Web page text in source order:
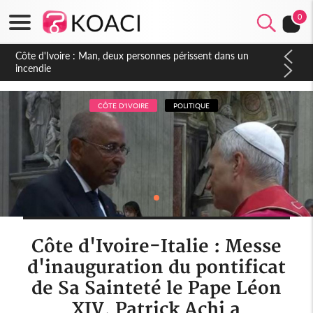
0
Côte d'Ivoire : Séileu, la célébration de la fête nationale
transformée en vaste campagne contre les produits
dépigmentants dangereux
CÔTE D'IVOIRE POLITIQUE
Côte d'Ivoire-Italie : Messe
d'inauguration du pontificat
de Sa Sainteté le Pape Léon